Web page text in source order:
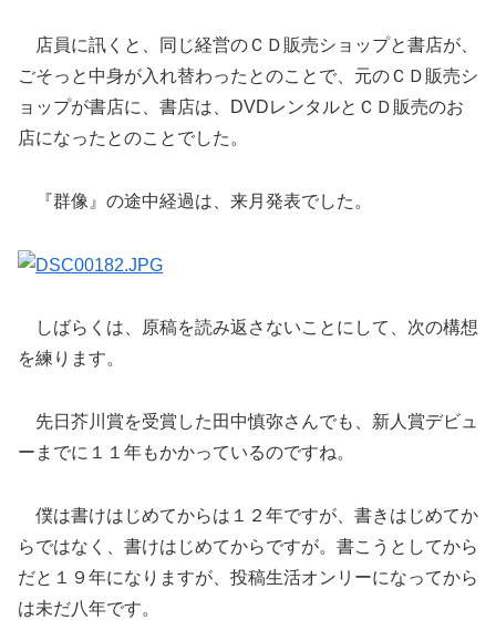
店員に訊くと、同じ経営のＣＤ販売ショップと書店が、
ごそっと中身が入れ替わったとのことで、元のＣＤ販売シ
ョップが書店に、書店は、DVDレンタルとＣＤ販売のお
店になったとのことでした。
『群像』の途中経過は、来月発表でした。
しばらくは、原稿を読み返さないことにして、次の構想
を練ります。
先日芥川賞を受賞した田中慎弥さんでも、新人賞デビュ
ーまでに１１年もかかっているのですね。
僕は書けはじめてからは１２年ですが、書きはじめてか
らではなく、書けはじめてからですが。書こうとしてから
だと１９年になりますが、投稿生活オンリーになってから
は未だ八年です。